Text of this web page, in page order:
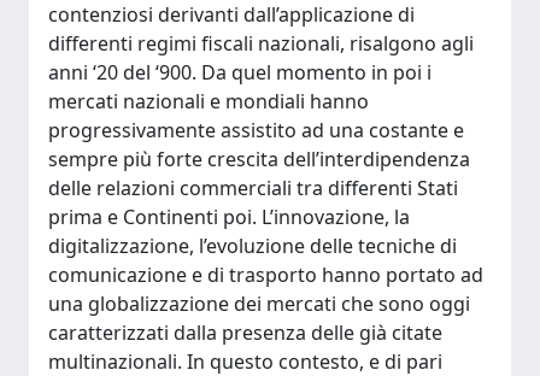
contenziosi derivanti dall’applicazione di
differenti regimi fiscali nazionali, risalgono agli
anni ‘20 del ‘900. Da quel momento in poi i
mercati nazionali e mondiali hanno
progressivamente assistito ad una costante e
sempre più forte crescita dell’interdipendenza
delle relazioni commerciali tra differenti Stati
prima e Continenti poi. L’innovazione, la
digitalizzazione, l’evoluzione delle tecniche di
comunicazione e di trasporto hanno portato ad
una globalizzazione dei mercati che sono oggi
caratterizzati dalla presenza delle già citate
multinazionali. In questo contesto, e di pari